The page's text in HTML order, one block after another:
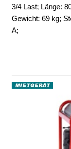
3/4 Last; Länge:
Gewicht: 69 kg;
A;